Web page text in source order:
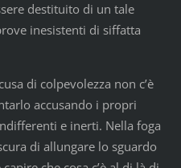
destituito di un tale
inesistenti di siffatta
di colpevolezza non c’è
accusando i propri
e inerti. Nella foga
di allungare lo sguardo